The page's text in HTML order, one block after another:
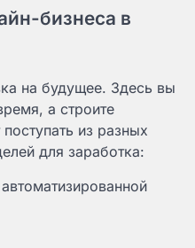
бизнеса в
на будущее. Здесь вы
а строите
из разных
для заработка: